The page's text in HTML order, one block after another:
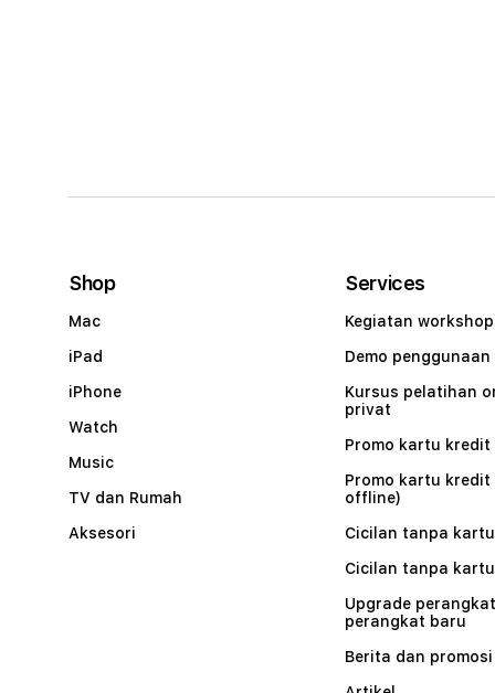
Shop
Mac
iPad
iPhone
Watch
Music
TV dan Rumah
Aksesori
Services
Kegiatan workshop
Demo penggunaan
Kursus pelatihan
privat
Promo kartu kredit
Promo kartu kredit
offline)
Cicilan tanpa
Cicilan tanpa
Upgrade
perangkat baru
Berita dan promosi